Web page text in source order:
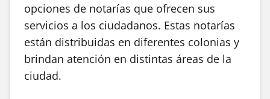
opciones de notarías que ofrecen sus
servicios a los ciudadanos. Estas notarías
están distribuidas en diferentes colonias y
brindan atención en distintas áreas de la
ciudad.